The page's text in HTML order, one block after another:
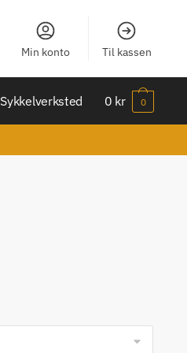
Min konto Til kassen
Sykkelverksted 0 kr 0